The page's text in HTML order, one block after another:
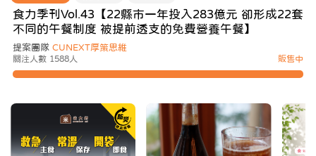
食力季刊Vol.43【22縣市一年投入283億元 卻形成22套
不同的午餐制度 被提前透支的免費營養午餐】
提案團隊 CUNEXT厚策思維
關注人數 1588人 販售中